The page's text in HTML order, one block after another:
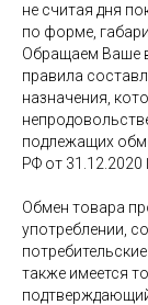
не считая дня
по форме,
Обращаем Ваше
правила
назначения,
подлежащих
РФ от 31.12.2020
Обмен товара
употреблении,
также имеется